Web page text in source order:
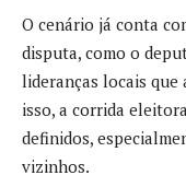
O cenário já conta
disputa, como o
lideranças locais que
isso, a corrida
definidos,
vizinhos.